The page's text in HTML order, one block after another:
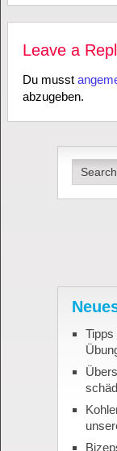
Leave a
Du musst
abzugeben.